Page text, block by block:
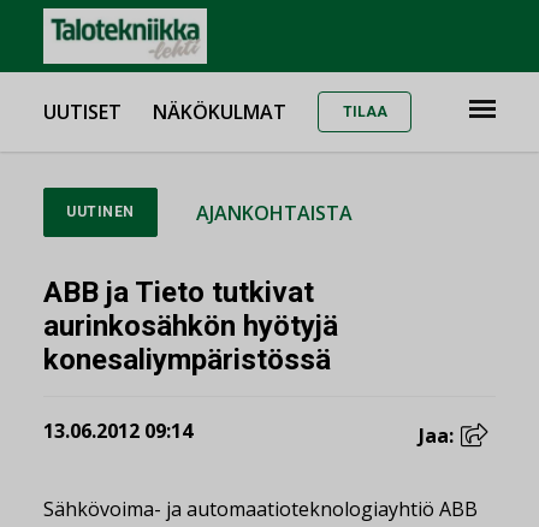
UUTISET NÄKÖKULMAT TILAA
UUTINEN AJANKOHTAISTA
ABB ja Tieto tutkivat
aurinkosähkön hyötyjä
konesaliympäristössä
13.06.2012 09:14 Jaa:
Sähkövoima- ja automaatioteknologiayhtiö ABB